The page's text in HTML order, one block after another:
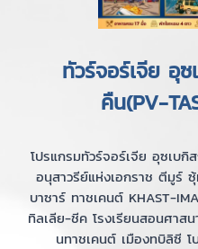
ทัวร์จอร์เจีย อุ
คืน(PV-
โปรแกรมทัวร์จอร์เจีย อุซเบ
อนุสาวรีย์แห่งเอกราช ตีมูร์
บาซาร์ ทาชเคนต์ KHAST-
ทิลเลีย-ชีค โรงเรียนสอนศา
นทาชเคนต์ เมืองทบิลิซี